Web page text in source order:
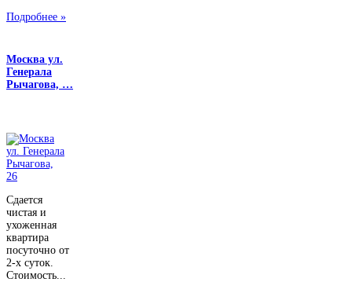
Подробнее »
Москва ул.
Генерала
Рычагова, …
Сдается
чистая и
ухоженная
квартира
посуточно от
2-х суток.
Стоимость...